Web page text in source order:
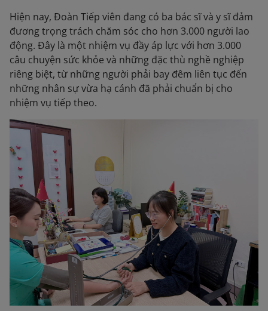
Hiện nay, Đoàn Tiếp viên đang có ba bác sĩ và y sĩ đảm
đương trọng trách chăm sóc cho hơn 3.000 người lao
động. Đây là một nhiệm vụ đầy áp lực với hơn 3.000
câu chuyện sức khỏe và những đặc thù nghề nghiệp
riêng biệt, từ những người phải bay đêm liên tục đến
những nhân sự vừa hạ cánh đã phải chuẩn bị cho
nhiệm vụ tiếp theo.